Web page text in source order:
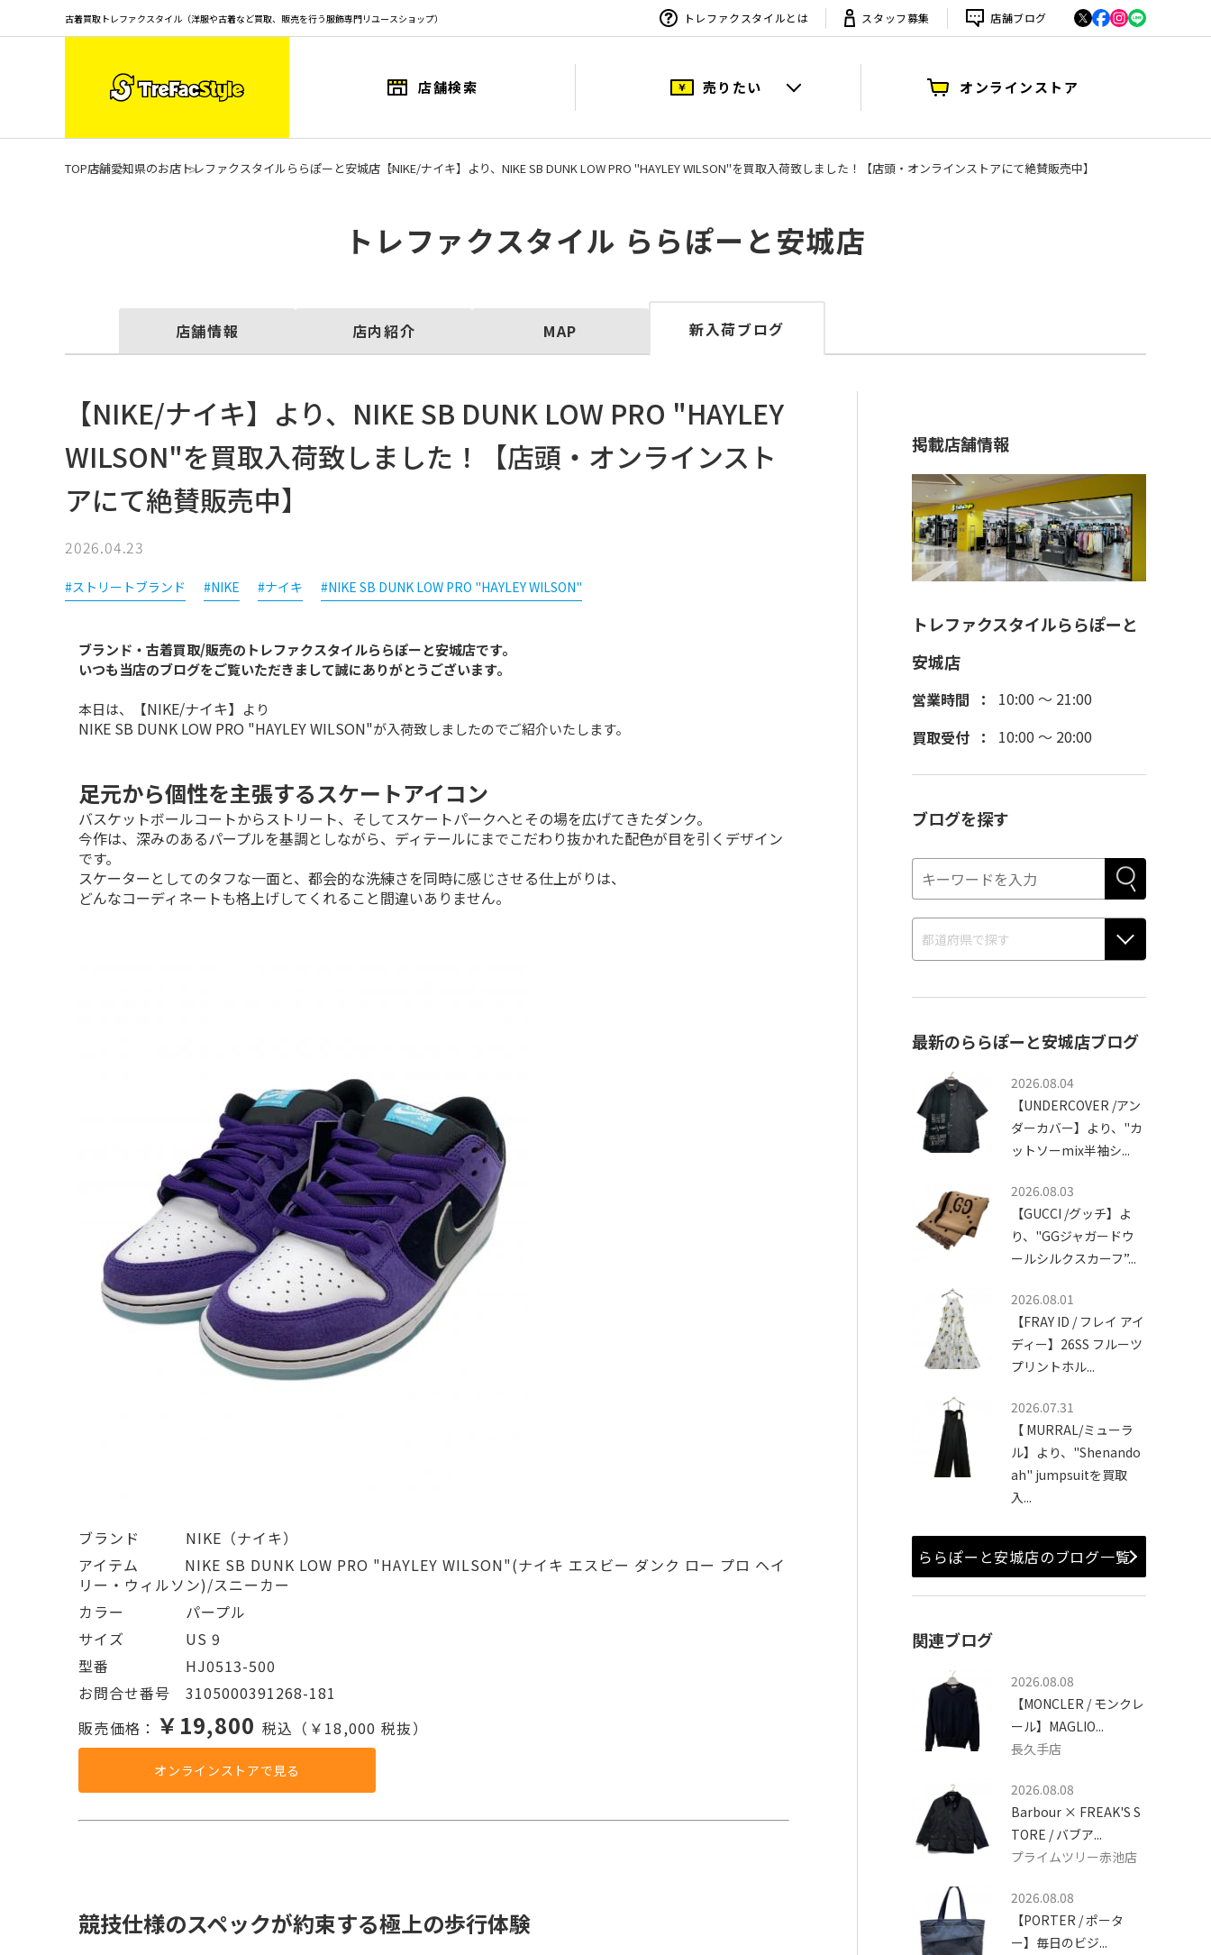
古着買取トレファクスタイル（洋服や古着など買取、販売を行う服飾専門リユースショップ） トレファクスタイルとは スタッフ募集 店舗ブログ
店舗検索 売りたい オンラインストア
TOP店舗愛知県のお店 トレファクスタイルららぽーと安城店 【NIKE/ナイキ】より、NIKE SB DUNK LOW PRO "HAYLEY WILSON"を買取入荷致しました！【店頭・オンラインストアにて絶賛販売中】
トレファクスタイル ららぽーと安城店
店舗情報 店内紹介 MAP 新入荷ブログ
【NIKE/ナイキ】より、NIKE SB DUNK LOW PRO "HAYLEY
WILSON"を買取入荷致しました！【店頭・オンラインスト
アにて絶賛販売中】
2026.04.23
#ストリートブランド #NIKE #ナイキ #NIKE SB DUNK LOW PRO "HAYLEY WILSON"
ブランド・古着買取/販売のトレファクスタイルららぽーと安城店です。
いつも当店のブログをご覧いただきまして誠にありがとうございます。
本日は、 【NIKE/ナイキ】 より
NIKE SB DUNK LOW PRO "HAYLEY WILSON"が入荷致しましたのでご紹介いたします。
足元から個性を主張するスケートアイコン
バスケットボールコートからストリート、そしてスケートパークへとその場を広げてきたダンク。
今作は、深みのあるパープルを基調としながら、ディテールにまでこだわり抜かれた配色が目を引くデザイン
です。
スケーターとしてのタフな一面と、都会的な洗練さを同時に感じさせる仕上がりは、
どんなコーディネートも格上げしてくれること間違いありません。
ブランド   NIKE（ナイキ）
アイテム   NIKE SB DUNK LOW PRO "HAYLEY WILSON"(ナイキ エスビー ダンク ロー プロ ヘイ
リー・ウィルソン)/スニーカー
カラー    パープル
サイズ    US 9
型番     HJ0513-500
お問合せ番号 3105000391268-181
販売価格： ￥19,800 税込（￥18,000 税抜）
オンラインストアで見る
競技仕様のスペックが約束する極上の歩行体験
掲載店舗情報
トレファクスタイルららぽーと
安城店
営業時間
10:00 ～ 21:00
買取受付
10:00 ～ 20:00
ブログを探す
最新のららぽーと安城店ブログ
2026.08.04
【UNDERCOVER /アン
ダーカバー】より、"カ
ットソーmix半袖シ...
2026.08.03
【GUCCI /グッチ】よ
り、"GGジャガードウ
ールシルクスカーフ”...
2026.08.01
【FRAY ID / フレイ アイ
ディー】26SS フルーツ
プリントホル...
2026.07.31
【 MURRAL/ミューラ
ル】より、"Shenando
ah" jumpsuitを買取
入...
ららぽーと安城店のブログ一覧
関連ブログ
2026.08.08
【MONCLER / モンクレ
ール】MAGLIO...
長久手店
2026.08.08
Barbour × FREAK'S S
TORE / バブア...
プライムツリー赤池店
2026.08.08
【PORTER / ポータ
ー】毎日のビジ...